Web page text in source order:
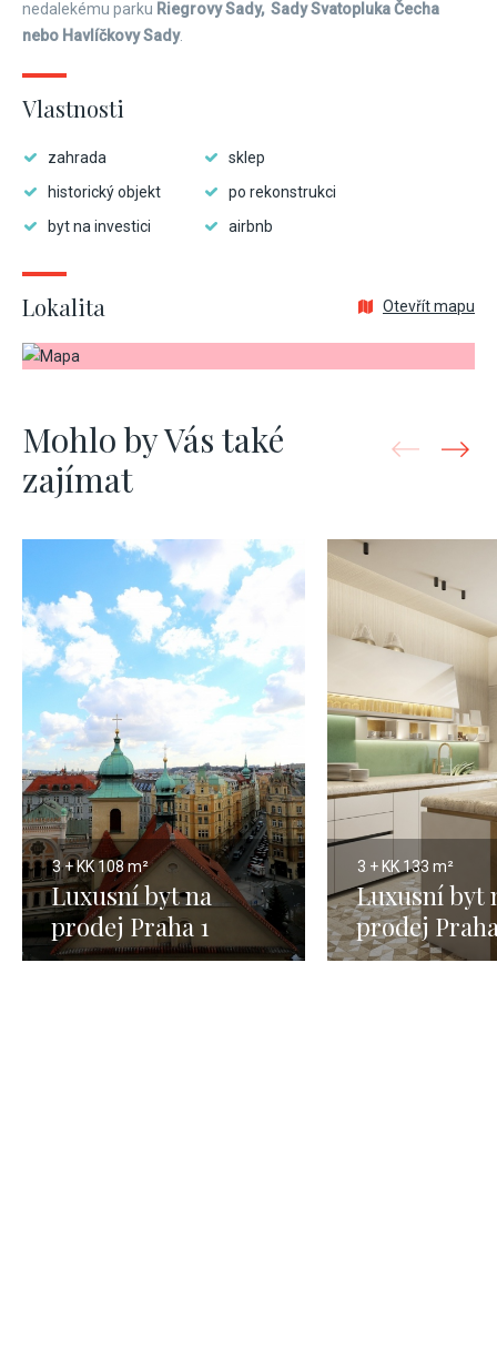
nedalekému parku Riegrovy Sady, Sady Svatopluka Čecha
nebo Havlíčkovy Sady.
Vlastnosti
zahrada
sklep
historický objekt
po rekonstrukci
byt na investici
airbnb
Lokalita Otevřít mapu
Mohlo by Vás také
zajímat
3 + KK108 m²
Luxusní byt na
prodej Praha 1
Josefov - 108m
3 + KK 133 m²
Luxusní byt
prodej
Město 133m2